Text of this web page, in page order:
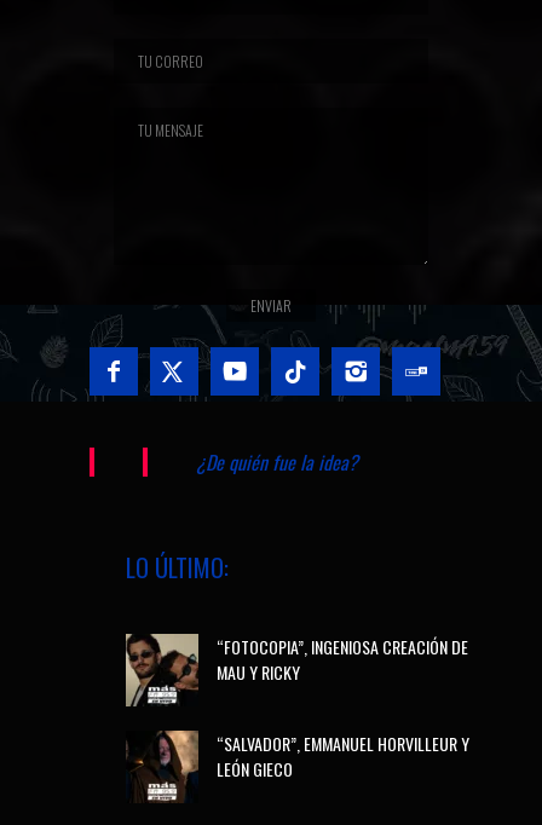
¿De quién fue la idea?
LO ÚLTIMO:
“FOTOCOPIA”, INGENIOSA CREACIÓN DE
MAU Y RICKY
“SALVADOR”, EMMANUEL HORVILLEUR Y
LEÓN GIECO